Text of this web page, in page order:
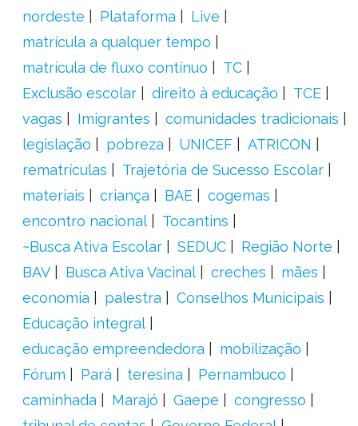
nordeste
Plataforma
Live
matrícula a qualquer tempo
matrícula de fluxo contínuo
TC
Exclusão escolar
direito à educação
TCE
vagas
Imigrantes
comunidades tradicionais
legislação
pobreza UNICEF
ATRICON
rematrículas
Trajetória de Sucesso Escolar
materiais
criança BAE
cogemas
encontro nacional
Tocantins
~Busca Ativa Escolar
SEDUC
Região Norte
BAV
Busca Ativa Vacinal creches
mães
economia
palestra
Conselhos Municipais
Educação integral
educação empreendedora
mobilização
Fórum
Pará teresina
Pernambuco
caminhada
Marajó Gaepe
congresso